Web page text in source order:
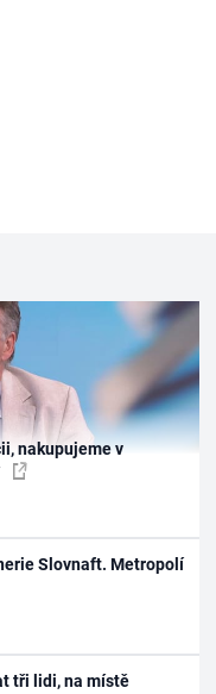
nakupujeme v
Slovnaft. Metropolí
tři lidi, na místě